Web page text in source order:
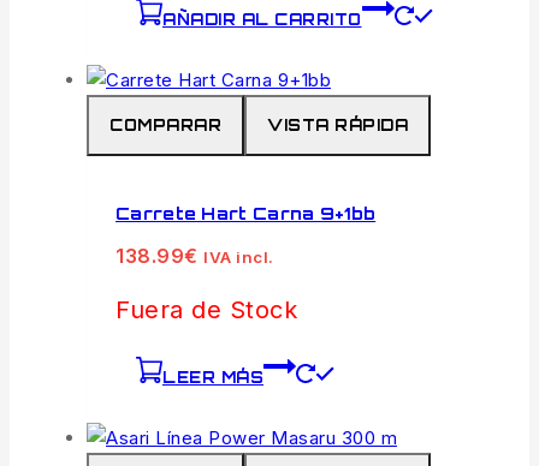
AÑADIR AL CARRITO
COMPARAR VISTA RÁPIDA
Carrete Hart Carna 9+1bb
138.99€ IVA incl.
Fuera de Stock
LEER MÁS